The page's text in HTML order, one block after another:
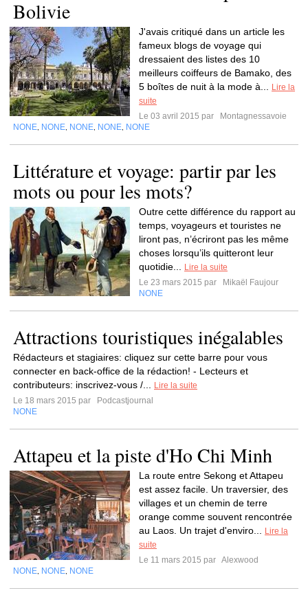
Bolivie
J'avais critiqué dans un article les
fameux blogs de voyage qui
dressaient des listes des 10
meilleurs coiffeurs de Bamako, des
5 boîtes de nuit à la mode à...
Lire la
suite
Le 03 avril 2015 par
Montagnessavoie
NONE NONE NONE NONE NONE
Littérature et voyage: partir par les
mots ou pour les mots?
Outre cette différence du rapport au
temps, voyageurs et touristes ne
liront pas, n’écriront pas les même
choses lorsqu’ils quitteront leur
quotidie...
Lire la suite
Le 23 mars 2015 par
Mikaël Faujour
NONE
Attractions touristiques inégalables
Rédacteurs et stagiaires: cliquez sur cette barre pour vous
connecter en back-office de la rédaction! - Lecteurs et
contributeurs: inscrivez-vous /...
Lire la suite
Le 18 mars 2015 par
Podcastjournal
NONE
Attapeu et la piste d'Ho Chi Minh
La route entre Sekong et Attapeu
est assez facile. Un traversier, des
villages et un chemin de terre
orange comme souvent rencontrée
au Laos. Un trajet d'enviro...
Lire la
suite
Le 11 mars 2015 par Alexwood
NONE NONE NONE